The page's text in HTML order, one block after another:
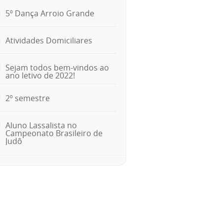
5º Dança Arroio Grande
Atividades Domiciliares
Sejam todos bem-vindos ao
ano letivo de 2022!
2º semestre
Aluno Lassalista no
Campeonato Brasileiro de
Judô